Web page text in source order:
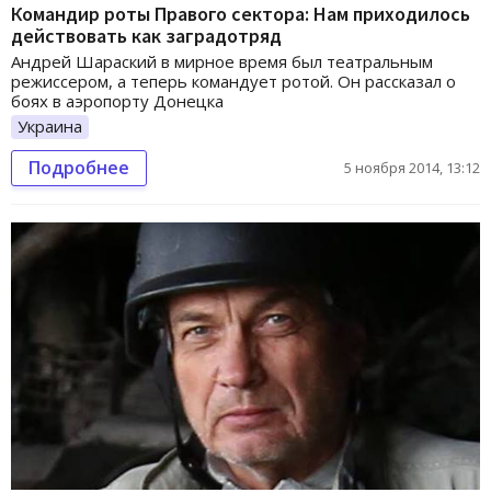
Командир роты Правого сектора: Нам приходилось
действовать как заградотряд
Андрей Шараский в мирное время был театральным
режиссером, а теперь командует ротой. Он рассказал о
боях в аэропорту Донецка
Украина
Подробнее 5 ноября 2014, 13:12